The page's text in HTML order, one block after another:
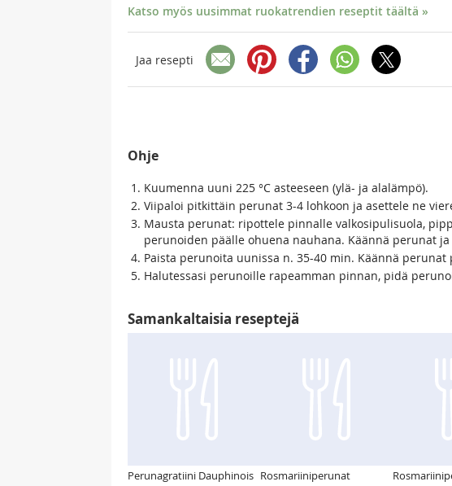
Katso myös uusimmat ruokatrendien reseptit täältä »
Jaa resepti
Ohje
Kuumenna uuni 225 °C asteeseen (ylä- ja alalämpö).
Viipaloi pitkittäin perunat 3-4 lohkoon ja asettele ne
Mausta perunat: ripottele pinnalle valkosipulisuola,
perunoiden päälle ohuena nauhana. Käännä perunat
Paista perunoita uunissa n. 35-40 min. Käännä
Halutessasi perunoille rapeamman pinnan, pidä
Samankaltaisia reseptejä
Perunagratiini Dauphinois Rosmariiniperunat